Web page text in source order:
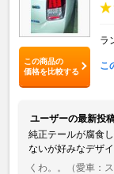
この商品の
価格を比較する
ラ
こ
ユーザーの最新投
純正テールが腐食
ないが好みなデザ
くわ。。
（愛車：